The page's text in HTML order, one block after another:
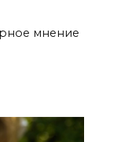
мнение